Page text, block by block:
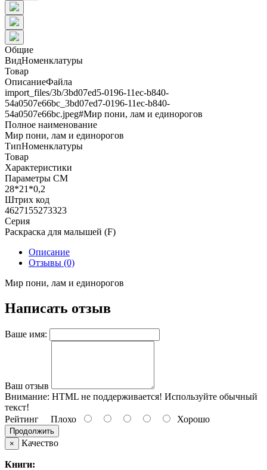
Общие
ВидНоменклатуры
Товар
ОписаниеФайла
import_files/3b/3bd07ed5-0196-11ec-b840-
54a0507e66bc_3bd07ed7-0196-11ec-b840-
54a0507e66bc.jpeg#Мир пони, лам и единорогов
Полное наименование
Мир пони, лам и единорогов
ТипНоменклатуры
Товар
Характеристики
Параметры СМ
28*21*0,2
Штрих код
4627155273323
Серия
Раскраска для малышей (F)
Описание
Отзывы (0)
Мир пони, лам и единорогов
Написать отзыв
Ваше имя:
Ваш отзыв
Внимание: HTML не поддерживается! Используйте обычный
текст!
Рейтинг Плохо Хорошо
Продолжить
×
Качество
Книги: